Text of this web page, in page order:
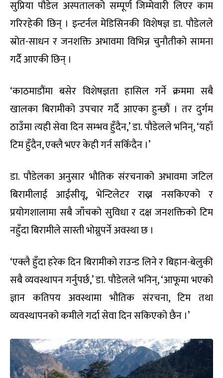
सुप्रिया पौडेल अस्पतालको सम्पूर्ण जिम्मेवारी लिएर काम
गरिरहेकी छिन् । इन्टर्नल मेडिसिनकी विशेषज्ञ डा. पौडेलले
स्रोत-साधन र जनशक्ति अभावमा विभिन्न चुनौतीको सामना
गर्दै आएकी छिन् ।
‘काठमाडौंमा बसेर विशेषज्ञता हासिल गर्ने क्रममा सबै
खालका बिरामीको उपचार गर्दै आएका हुन्छौं । तर दुर्गम
ठाउँमा त्यही सेवा दिन सम्भव हुँदैन,’ डा. पौडेलले भनिन्, ‘यहाँ
टिम हुँदैन, एक्लै भएर केही गर्न सकिँदैन ।’
डा. पौडेलका अनुसार भौतिक संरचनाको अभावमा जटिल
बिरामीलाई आईसीयू, भेन्टिलेटर राख्न नसकिएको र
प्रयोगशालामा सबै जाँचको सुविधा र दक्ष जनशक्तिको टिम
नहुँदा बिरामीले सास्ती भोग्नुपर्ने अवस्था छ ।
‘एक्लै हुँदा हरेक दिन बिरामीको राउन्ड लिने र बिहान-बेलुकी
सबै व्यवस्थापन गर्नुपर्छ,’ डा. पौडेलले भनिन्, ‘आफूमा भएको
ज्ञान कतिपय अवस्थामा भौतिक संरचना, टिम तथा
व्यवस्थापनको कमीले गर्दा सेवा दिन सकिएको छैन ।’